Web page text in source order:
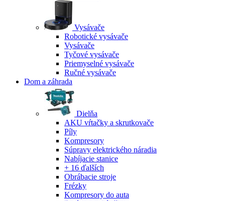
Vysávače
Robotické vysávače
Vysávače
Tyčové vysávače
Priemyselné vysávače
Ručné vysávače
Dom a záhrada
Dielňa
AKU vŕtačky a skrutkovače
Píly
Kompresory
Súpravy elektrického náradia
Nabíjacie stanice
+ 16 ďalších
Obrábacie stroje
Frézky
Kompresory do auta